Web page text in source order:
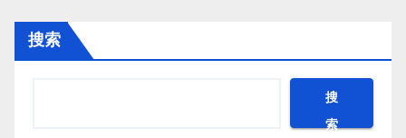
搜索
搜
索